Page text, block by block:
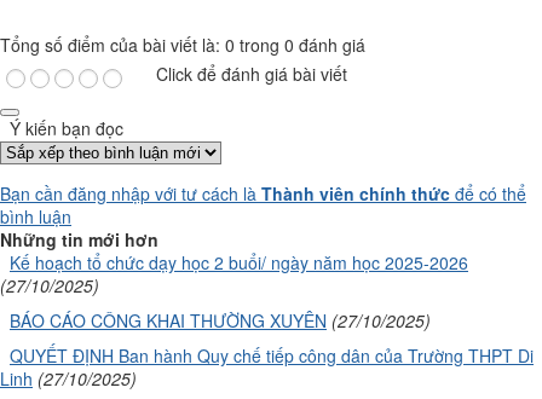
Tổng số điểm của bài viết là: 0 trong 0 đánh giá
Click để đánh giá bài viết
Ý kiến bạn đọc
Bạn cần đăng nhập với tư cách là Thành viên chính thức để có thể
bình luận
Những tin mới hơn
Kế hoạch tổ chức dạy học 2 buổi/ ngày năm học 2025-2026
(27/10/2025)
BÁO CÁO CÔNG KHAI THƯỜNG XUYÊN (27/10/2025)
QUYẾT ĐỊNH Ban hành Quy chế tiếp công dân của Trường THPT Di
Linh (27/10/2025)